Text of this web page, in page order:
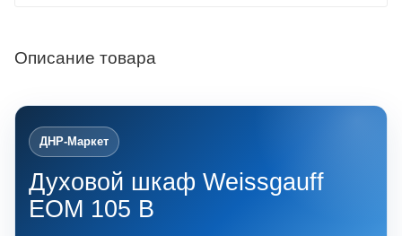
Описание товара
ДНР-Маркет
Духовой шкаф Weissgauff
EOM 105 B